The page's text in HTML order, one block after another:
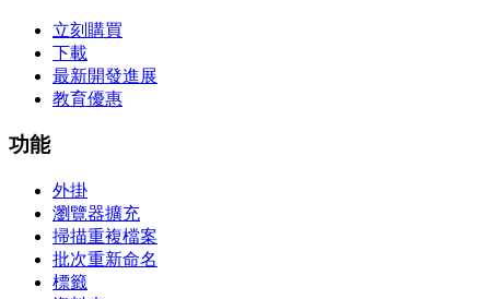
立刻購買
下載
最新開發進展
教育優惠
功能
外掛
瀏覽器擴充
掃描重複檔案
批次重新命名
標籤